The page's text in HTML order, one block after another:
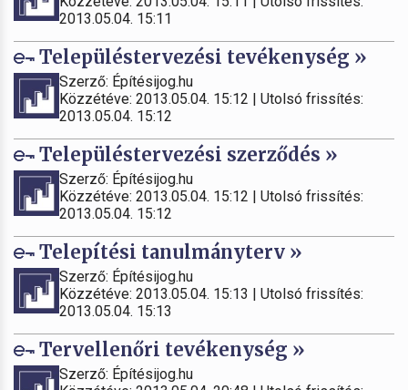
2013.05.04. 15:11
Településtervezési tevékenység »
Szerző: Építésijog.hu
Közzétéve: 2013.05.04. 15:12 | Utolsó frissítés:
2013.05.04. 15:12
Településtervezési szerződés »
Szerző: Építésijog.hu
Közzétéve: 2013.05.04. 15:12 | Utolsó frissítés:
2013.05.04. 15:12
Telepítési tanulmányterv »
Szerző: Építésijog.hu
Közzétéve: 2013.05.04. 15:13 | Utolsó frissítés:
2013.05.04. 15:13
Tervellenőri tevékenység »
Szerző: Építésijog.hu